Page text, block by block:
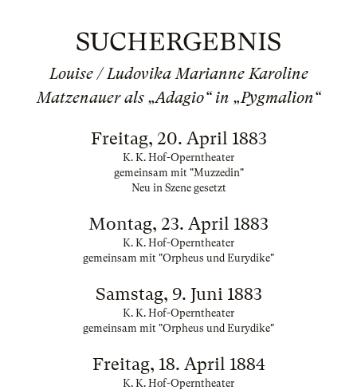
SUCHERGEBNIS
Louise / Ludovika Marianne Karoline
Matzenauer als „Adagio“ in „Pygmalion“
Freitag, 20. April 1883
K. K. Hof-Operntheater
gemeinsam mit "Muzzedin"
Neu in Szene gesetzt
Montag, 23. April 1883
K. K. Hof-Operntheater
gemeinsam mit "Orpheus und Eurydike"
Samstag, 9. Juni 1883
K. K. Hof-Operntheater
gemeinsam mit "Orpheus und Eurydike"
Freitag, 18. April 1884
K. K. Hof-Operntheater